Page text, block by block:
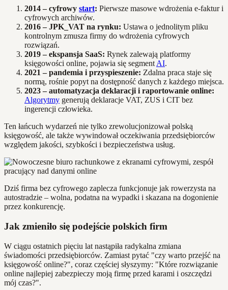
2014 – cyfrowy start: Pierwsze masowe wdrożenia e-faktur i
cyfrowych archiwów.
2016 – JPK_VAT na rynku: Ustawa o jednolitym pliku
kontrolnym zmusza firmy do wdrożenia cyfrowych
rozwiązań.
2019 – ekspansja SaaS: Rynek zalewają platformy
księgowości online, pojawia się segment AI.
2021 – pandemia i przyspieszenie: Zdalna praca staje się
normą, rośnie popyt na dostępność danych z każdego miejsca.
2023 – automatyzacja deklaracji i raportowanie online:
Algorytmy generują deklaracje VAT, ZUS i CIT bez
ingerencji człowieka.
Ten łańcuch wydarzeń nie tylko zrewolucjonizował polską
księgowość, ale także wywindował oczekiwania przedsiębiorców
względem jakości, szybkości i bezpieczeństwa usług.
Dziś firma bez cyfrowego zaplecza funkcjonuje jak rowerzysta na
autostradzie – wolna, podatna na wypadki i skazana na dogonienie
przez konkurencję.
Jak zmieniło się podejście polskich firm
W ciągu ostatnich pięciu lat nastąpiła radykalna zmiana
świadomości przedsiębiorców. Zamiast pytać "czy warto przejść na
księgowość online?", coraz częściej słyszymy: "Które rozwiązanie
online najlepiej zabezpieczy moją firmę przed karami i oszczędzi
mój czas?".